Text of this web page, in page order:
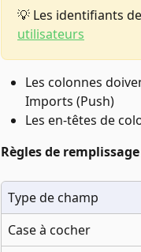
💡 Les identifiants
utilisateurs
Les colonnes
Imports (Push)
Les en-têtes de
Règles de
Type de champ
Case à cocher